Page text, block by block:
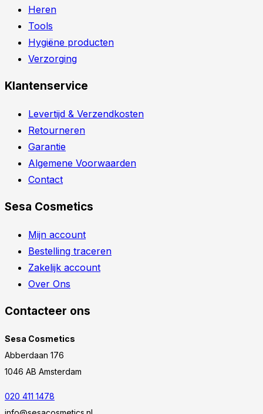
Heren
Tools
Hygiëne producten
Verzorging
Klantenservice
Levertijd & Verzendkosten
Retourneren
Garantie
Algemene Voorwaarden
Contact
Sesa Cosmetics
Mijn account
Bestelling traceren
Zakelijk account
Over Ons
Contacteer ons
Sesa Cosmetics
Abberdaan 176
1046 AB Amsterdam
020 411 1478